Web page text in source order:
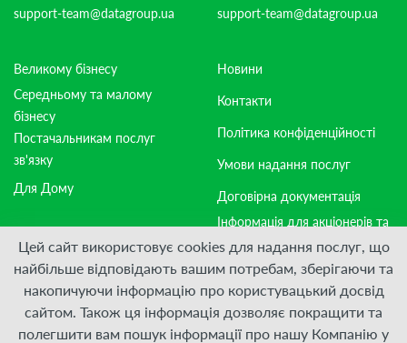
support-team@datagroup.ua
support-team@datagroup.ua
Великому бізнесу
Середньому та малому
бізнесу
Постачальникам послуг
зв'язку
Для Дому
Новини
Контакти
Політика конфіденційності
Умови надання послуг
Договірна документація
Інформація для акціонерів та
стейкхолдерів
Приєднуйтесь:
Цей сайт використовує cookies для надання послуг, що
найбільше відповідають вашим потребам, зберігаючи та
накопичуючи інформацію про користувацький досвід
сайтом. Також ця інформація дозволяє покращити та
полегшити вам пошук інформації про нашу Компанію у